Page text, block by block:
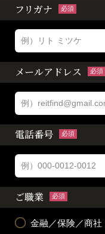
フリガナ 必須
メールアドレス 必須
電話番号 必須
ご職業 必須
金融／保険／商社